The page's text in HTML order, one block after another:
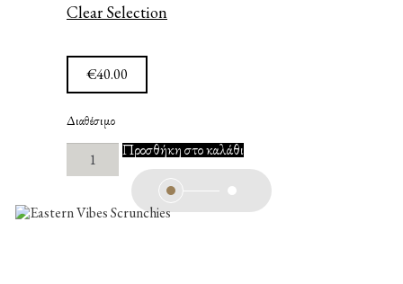
Clear Selection
€40.00
Διαθέσιμο
Eastern
Vibes
ποσότητα
Προσθήκη στο καλάθι